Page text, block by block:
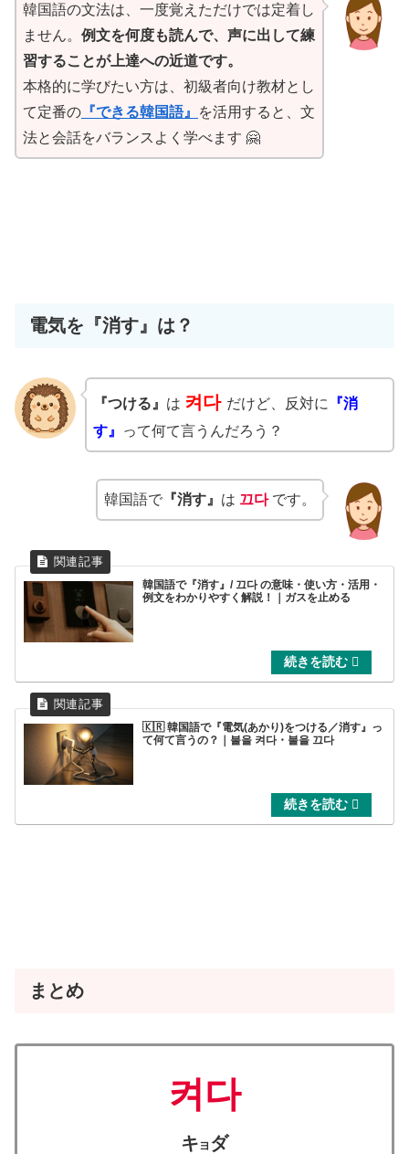
韓国語の文法は、一度覚えただけでは定着し
ません。 例文を何度も読んで、声に出して練
習することが上達への近道です。
本格的に学びたい方は、初級者向け教材とし
て定番の 『できる韓国語』
を活用すると、文
法と会話をバランスよく学べます 🤗
電気を『消す』は？
『つける』 は 켜다 だけど、反対に 『消
す』
って何て言うんだろう？
韓国語で 『消す』 は 끄다です。
韓国語で『消す』/ 끄다 の意味・使い方・活用・
例文をわかりやすく解説！｜ガスを止める
🇰🇷 韓国語で『電気(あかり)をつける／消す』っ
て何て言うの？｜불을 켜다・불을 끄다
まとめ
켜다
キヨ ダ